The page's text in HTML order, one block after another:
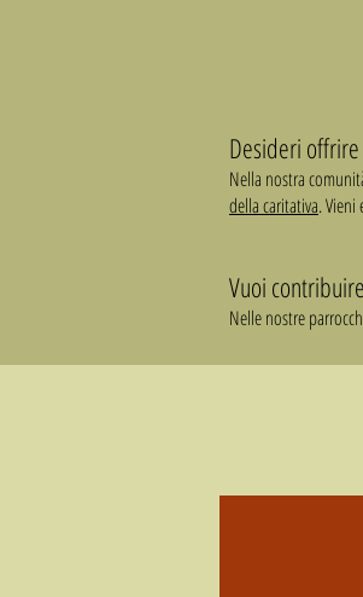
Desideri
Nella nostra
della caritativa. Vieni
Vuoi
Nelle nostre